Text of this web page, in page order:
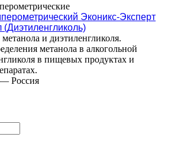
Эконикс-Эксперт
и диэтиленгликоля.
метанола в алкогольной
в пищевых продуктах и
— Россия